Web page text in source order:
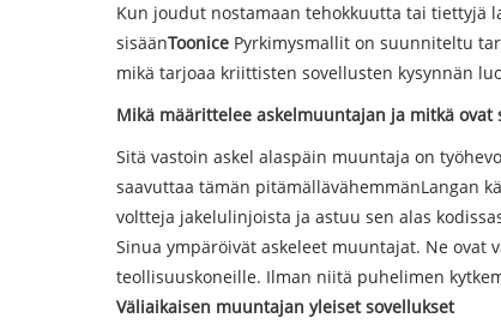
Kun joudut nostamaan tehokkuutta tai tiettyjä
sisäänToonice Pyrkimysmallit on suunniteltu
mikä tarjoaa kriittisten sovellusten kysynnän
Mikä määrittelee askelmuuntajan ja mitkä ovat
Sitä vastoin askel alaspäin muuntaja on
saavuttaa tämän pitämällävähemmänLangan
voltteja jakelulinjoista ja astuu sen alas
Sinua ympäröivät askeleet muuntajat. Ne
teollisuuskoneille. Ilman niitä puhelimen
Väliaikaisen muuntajan yleiset sovellukset